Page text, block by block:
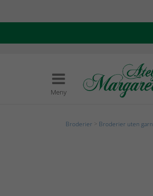
Meny
Broderier Broderier uten garn